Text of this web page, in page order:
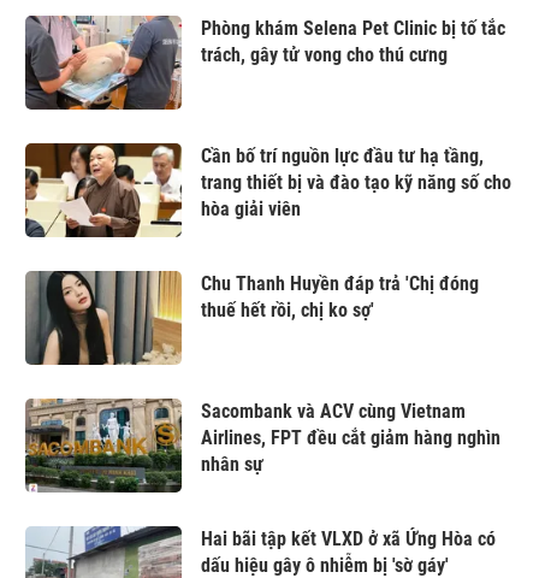
Phòng khám Selena Pet Clinic bị tố tắc
trách, gây tử vong cho thú cưng
Cần bố trí nguồn lực đầu tư hạ tầng,
trang thiết bị và đào tạo kỹ năng số cho
hòa giải viên
Chu Thanh Huyền đáp trả 'Chị đóng
thuế hết rồi, chị ko sợ'
Sacombank và ACV cùng Vietnam
Airlines, FPT đều cắt giảm hàng nghìn
nhân sự
Hai bãi tập kết VLXD ở xã Ứng Hòa có
dấu hiệu gây ô nhiễm bị 'sờ gáy'